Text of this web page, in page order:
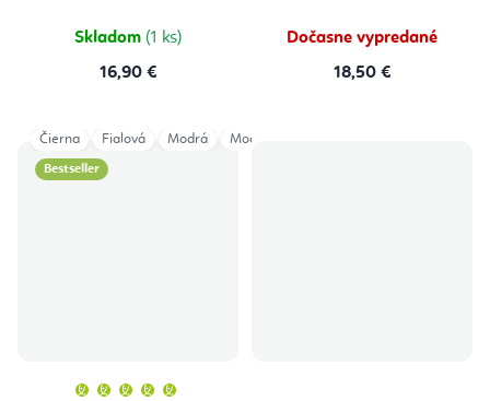
Skladom (1 ks)
16,90 €
Dočasne vypredané
18,50 €
Bestseller
Čierna Fialová Modrá Modrozelená